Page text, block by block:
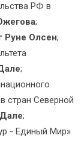
РФ в
;
Руне Олсен;
;
стран Северной
;
- Единый Мир»